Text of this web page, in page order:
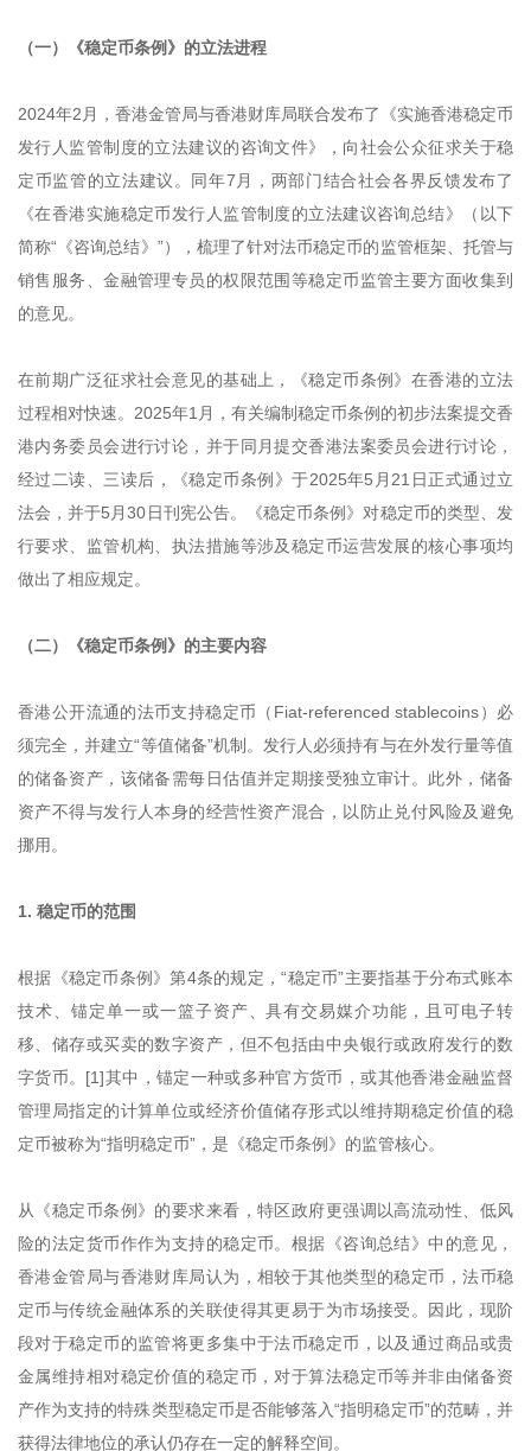
（一）《稳定币条例》的立法进程
2024年2月，香港金管局与香港财库局联合发布了《实施香港稳定币
发行人监管制度的立法建议的咨询文件》，向社会公众征求关于稳
定币监管的立法建议。同年7月，两部门结合社会各界反馈发布了
《在香港实施稳定币发行人监管制度的立法建议咨询总结》（以下
简称“《咨询总结》”），梳理了针对法币稳定币的监管框架、托管与
销售服务、金融管理专员的权限范围等稳定币监管主要方面收集到
的意见。
在前期广泛征求社会意见的基础上，《稳定币条例》在香港的立法
过程相对快速。2025年1月，有关编制稳定币条例的初步法案提交香
港内务委员会进行讨论，并于同月提交香港法案委员会进行讨论，
经过二读、三读后，《稳定币条例》于2025年5月21日正式通过立
法会，并于5月30日刊宪公告。《稳定币条例》对稳定币的类型、发
行要求、监管机构、执法措施等涉及稳定币运营发展的核心事项均
做出了相应规定。
（二）《稳定币条例》的主要内容
香港公开流通的法币支持稳定币（Fiat-referenced stablecoins）必
须完全，并建立“等值储备”机制。发行人必须持有与在外发行量等值
的储备资产，该储备需每日估值并定期接受独立审计。此外，储备
资产不得与发行人本身的经营性资产混合，以防止兑付风险及避免
挪用。
1. 稳定币的范围
根据《稳定币条例》第4条的规定，“稳定币”主要指基于分布式账本
技术、锚定单一或一篮子资产、具有交易媒介功能，且可电子转
移、储存或买卖的数字资产，但不包括由中央银行或政府发行的数
字货币。[1]其中，锚定一种或多种官方货币，或其他香港金融监督
管理局指定的计算单位或经济价值储存形式以维持期稳定价值的稳
定币被称为“指明稳定币”，是《稳定币条例》的监管核心。
从《稳定币条例》的要求来看，特区政府更强调以高流动性、低风
险的法定货币作作为支持的稳定币。根据《咨询总结》中的意见，
香港金管局与香港财库局认为，相较于其他类型的稳定币，法币稳
定币与传统金融体系的关联使得其更易于为市场接受。因此，现阶
段对于稳定币的监管将更多集中于法币稳定币，以及通过商品或贵
金属维持相对稳定价值的稳定币，对于算法稳定币等并非由储备资
产作为支持的特殊类型稳定币是否能够落入“指明稳定币”的范畴，并
获得法律地位的承认仍存在一定的解释空间。